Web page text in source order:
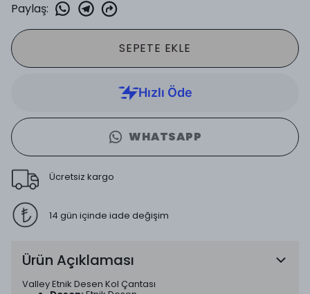
Paylaş:
SEPETE EKLE
WHATSAPP
Ücretsiz kargo
14 gün içinde iade değişim
Ürün Açıklaması
Valley Etnik Desen Kol Çantası